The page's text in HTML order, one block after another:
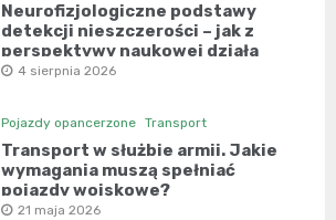
Neurofizjologiczne podstawy
detekcji nieszczerości – jak z
perspektywy naukowej działa
współczesny wariograf?
4 sierpnia 2026
Pojazdy opancerzone Transport
Transport w służbie armii. Jakie
wymagania muszą spełniać
pojazdy wojskowe?
21 maja 2026